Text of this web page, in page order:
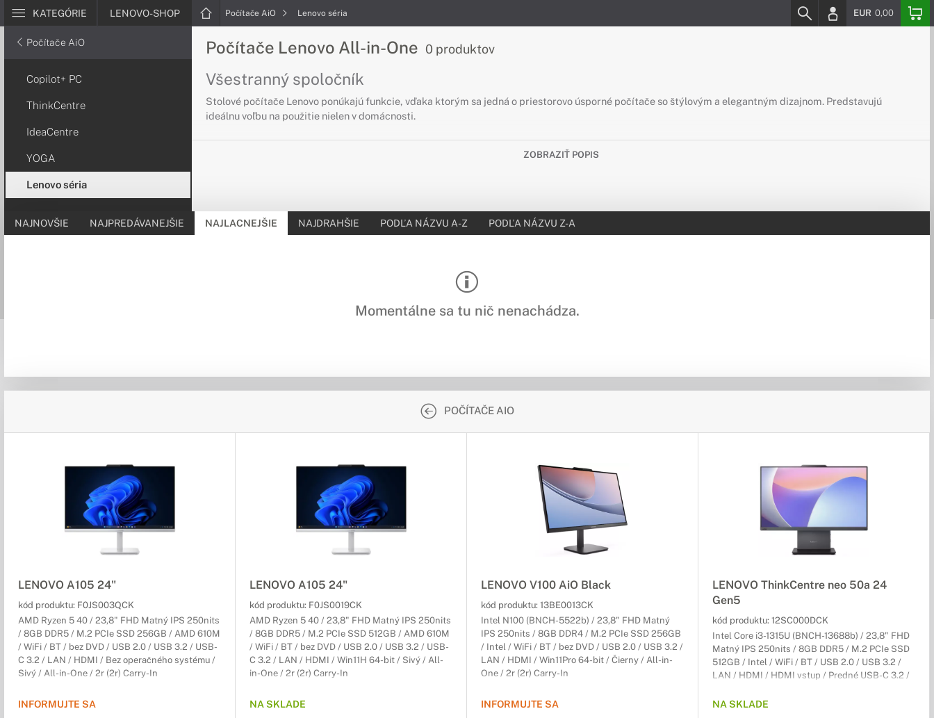
KATEGÓRIE LENOVO-SHOP Počítače AiO Lenovo séria EUR 0,00
Počítače AiO
Copilot+ PC
ThinkCentre
IdeaCentre
YOGA
Lenovo séria
Počítače Lenovo All-in-One 0 produktov
Všestranný spoločník
Stolové počítače Lenovo ponúkajú funkcie, vďaka ktorým sa jedná o priestorovo úsporné počítače so štýlovým a elegantným dizajnom. Predstavujú
ideálnu voľbu na použitie nielen v domácnosti.
ZOBRAZIŤ POPIS
NAJNOVŠIE NAJPREDÁVANEJŠIE NAJLACNEJŠIE NAJDRAHŠIE PODĽA NÁZVU A-Z PODĽA NÁZVU Z-A
Momentálne sa tu nič nenachádza.
POČÍTAČE AIO
LENOVO A105 24"
kód produktu: F0JS003QCK
AMD Ryzen 5 40 / 23,8" FHD Matný IPS 250nits
/ 8GB DDR5 / M.2 PCIe SSD 256GB / AMD 610M
/ WiFi / BT / bez DVD / USB 2.0 / USB 3.2 / USB-
C 3.2 / LAN / HDMI / Bez operačného systému /
Sivý / All-in-One / 2r (2r) Carry-In
INFORMUJTE SA
LENOVO A105 24"
kód produktu: F0JS0019CK
AMD Ryzen 5 40 / 23,8" FHD Matný IPS 250nits
/ 8GB DDR5 / M.2 PCIe SSD 512GB / AMD 610M
/ WiFi / BT / bez DVD / USB 2.0 / USB 3.2 / USB-
C 3.2 / LAN / HDMI / Win11H 64-bit / Sivý / All-
in-One / 2r (2r) Carry-In
NA SKLADE
LENOVO V100 AiO Black
kód produktu: 13BE0013CK
Intel N100 (BNCH-5522b) / 23,8" FHD Matný
IPS 250nits / 8GB DDR4 / M.2 PCIe SSD 256GB
/ Intel / WiFi / BT / bez DVD / USB 2.0 / USB 3.2 /
LAN / HDMI / Win11Pro 64-bit / Čierny / All-in-
One / 2r (2r) Carry-In
INFORMUJTE SA
LENOVO ThinkCentre neo 50a 24
Gen5
kód produktu: 12SC000DCK
Intel Core i3-1315U (BNCH-13688b) / 23,8" FHD
Matný IPS 250nits / 8GB DDR5 / M.2 PCIe SSD
512GB / Intel / WiFi / BT / USB 2.0 / USB 3.2 /
LAN / HDMI / HDMI vstup / Predné USB-C 3.2 /
(3r) On-Site
NA SKLADE